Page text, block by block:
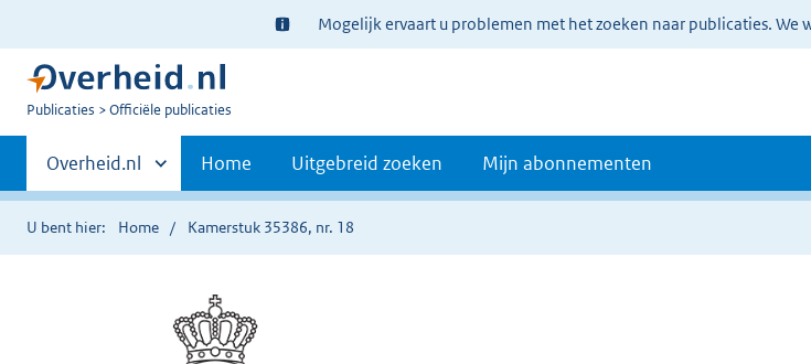
Ter
informatie:
Mogelijk ervaart u problemen met het zoeken naar publicaties. We
U
Publicaties Officiële publicaties
Primaire
navigatie
Andere
sites
binnen
Overheid.nl Home Uitgebreid zoeken Mijn abonnementen
U bent hier: Home Kamerstuk 35386, nr. 18